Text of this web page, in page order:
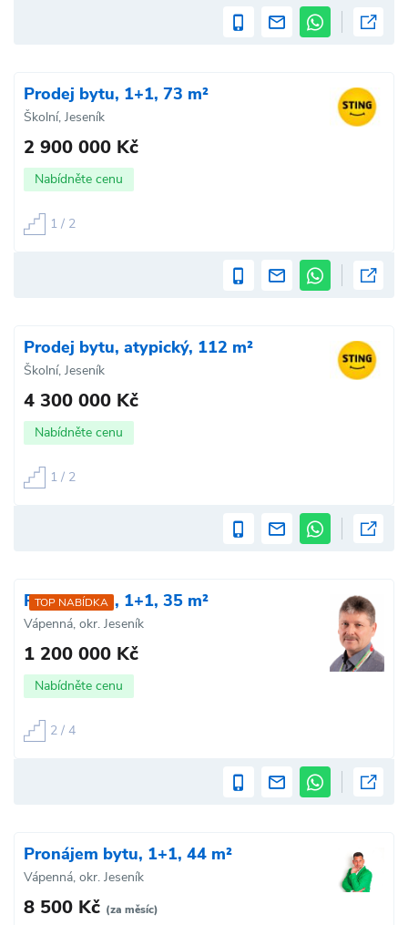
Prodej bytu, 1+1, 73 m²
Školní, Jeseník
2 900 000 Kč
Nabídněte cenu
1 / 2
Prodej bytu, atypický, 112 m²
Školní, Jeseník
4 300 000 Kč
Nabídněte cenu
1 / 2
TOP NABÍDKA
Prodej bytu, 1+1, 35 m²
Vápenná, okr. Jeseník
1 200 000 Kč
Nabídněte cenu
2 / 4
Pronájem bytu, 1+1, 44 m²
Vápenná, okr. Jeseník
8 500 Kč (za měsíc)